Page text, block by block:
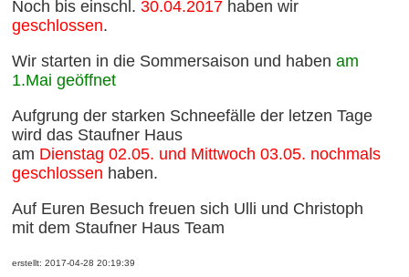
Noch bis einschl. 30.04.2017 haben wir
geschlossen.
Wir starten in die Sommersaison und haben am
1.Mai geöffnet
Aufgrung der starken Schneefälle der letzen Tage
wird das Staufner Haus
am Dienstag 02.05. und Mittwoch 03.05. nochmals
geschlossen haben.
Auf Euren Besuch freuen sich Ulli und Christoph
mit dem Staufner Haus Team
erstellt: 2017-04-28 20:19:39